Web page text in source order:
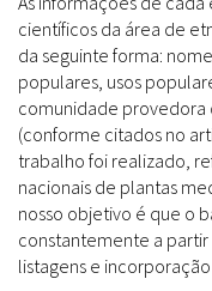
científicos da área de
da seguinte forma:
populares, usos
comunidade provedora
(conforme citados no
trabalho foi realizado,
nacionais de plantas
nosso objetivo é que o
constantemente a partir
listagens e